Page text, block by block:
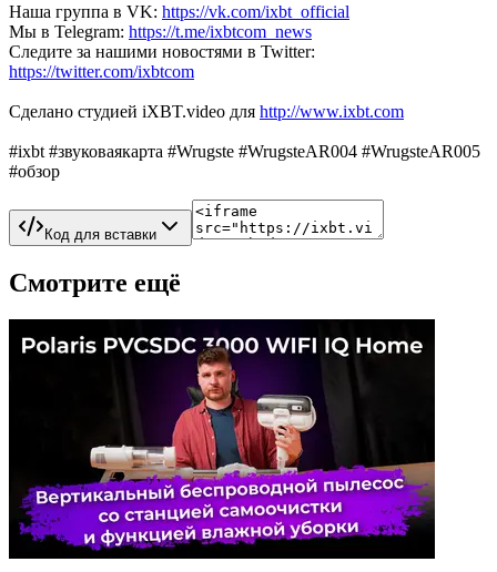
Наша группа в VK: https://vk.com/ixbt_official
Мы в Telegram: https://t.me/ixbtcom_news
Следите за нашими новостями в Twitter:
https://twitter.com/ixbtcom
Сделано студией iXBT.video для http://www.ixbt.com
#ixbt #звуковаякарта #Wrugste #WrugsteAR004 #WrugsteAR005
#обзор
Код для вставки
Смотрите ещё